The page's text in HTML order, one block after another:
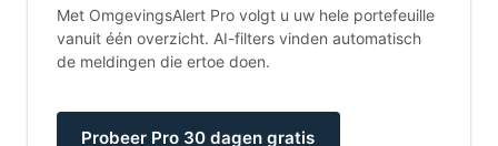
Met OmgevingsAlert Pro volgt u uw hele portefeuille
vanuit één overzicht. AI-filters vinden automatisch
de meldingen die ertoe doen.
Probeer Pro 30 dagen gratis